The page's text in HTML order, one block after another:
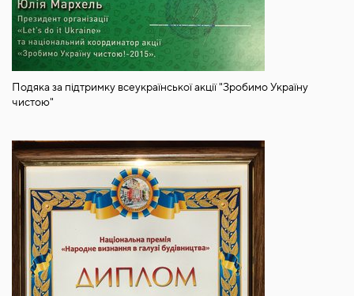
Подяка за підтримку всеукраїнської акції "Зробимо Україну
чистою"